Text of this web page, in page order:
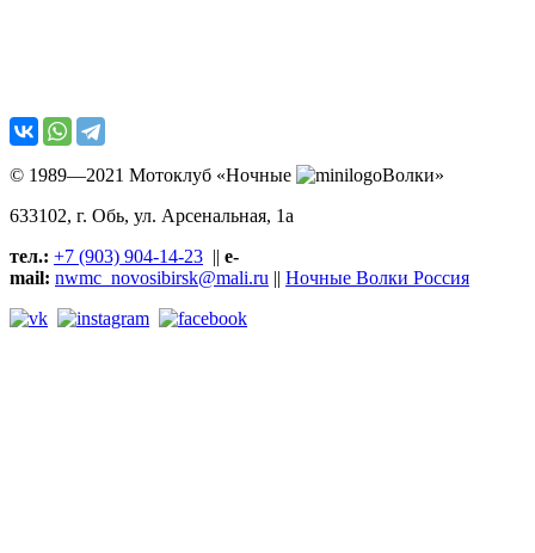
© 1989—2021 Мотоклуб «Ночные
Волки»
633102, г. Обь, ул. Арсенальная, 1а
тел.: +7 (903) 904-14-23 || e-
mail: nwmc_novosibirsk@mali.ru || Ночные Волки Россия